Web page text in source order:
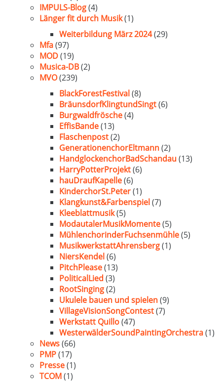
IMPULS-Blog(4)
Länger fit durch Musik(1)
Weiterbildung März 2024(29)
Mfa(97)
MOD(19)
Musica-DB(2)
MVO(239)
BlackForestFestival(8)
BräunsdorfKlingtundSingt(6)
Burgwaldfrösche(4)
EffisBande(13)
Flaschenpost(2)
GenerationenchorEltmann(2)
HandglockenchorBadSchandau(13)
HarryPotterProjekt(6)
hauDraufKapelle(6)
KinderchorSt.Peter(1)
Klangkunst&Farbenspiel(7)
Kleeblattmusik(5)
ModautalerMusikMomente(5)
MühlenchorinderFuchsenmühle(5)
MusikwerkstattAhrensberg(1)
NiersKendel(6)
PitchPlease(13)
PoliticalLied (3)
RootSinging(2)
Ukulele bauen und spielen(9)
VillageVisionSongContest(7)
Werkstatt Quillo(47)
WesterwälderSoundPaintingOrchestra(1)
News(66)
PMP(17)
Presse(1)
TCOM(1)